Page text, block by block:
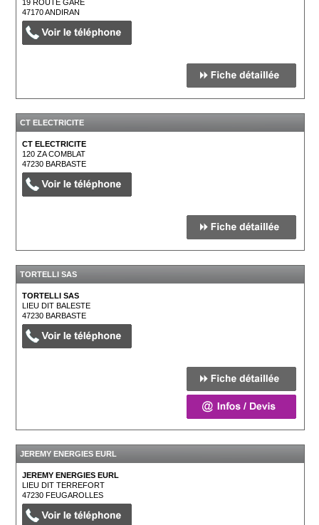
19 ROUTE GARE
47170ANDIRAN
CT ELECTRICITE
CT ELECTRICITE
120 ZA COMBLAT
47230BARBASTE
TORTELLI SAS
TORTELLI SAS
LIEU DIT BALESTE
47230BARBASTE
JEREMY ENERGIES EURL
JEREMY ENERGIES EURL
LIEU DIT TERREFORT
47230FEUGAROLLES